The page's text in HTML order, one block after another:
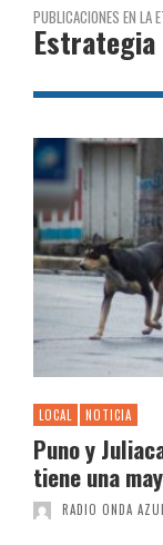
PUBLICACIONES EN LA
Estrategia
LOCAL NOTICIA
Puno y
tiene una
RADIO ONDA